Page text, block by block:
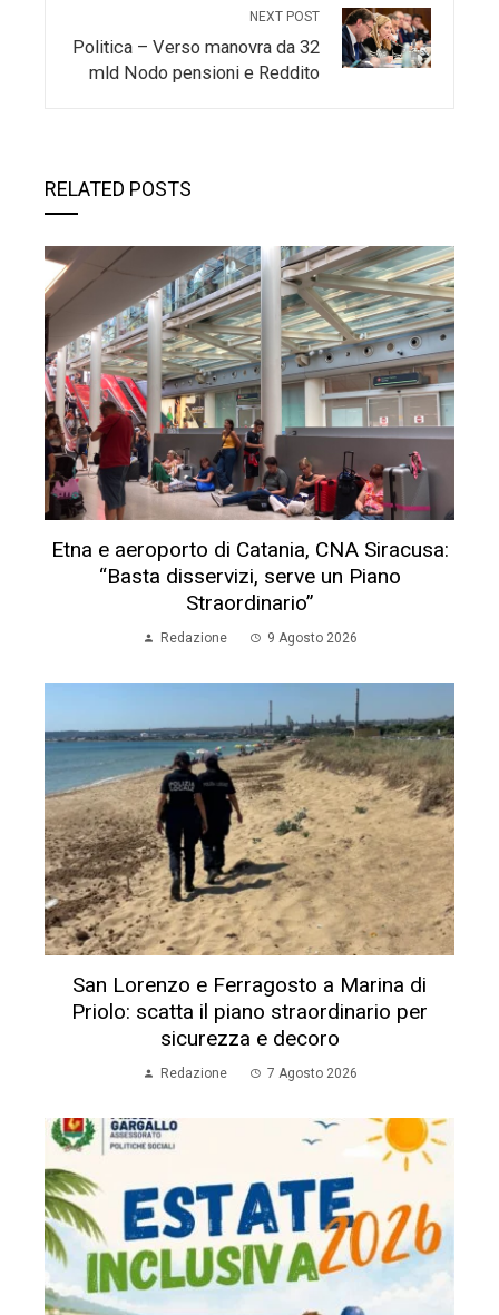
NEXT POST
Politica – Verso manovra da 32
mld Nodo pensioni e Reddito
RELATED POSTS
Etna e aeroporto di Catania, CNA Siracusa:
“Basta disservizi, serve un Piano
Straordinario”
Redazione 9 Agosto 2026
San Lorenzo e Ferragosto a Marina di
Priolo: scatta il piano straordinario per
sicurezza e decoro
Redazione 7 Agosto 2026